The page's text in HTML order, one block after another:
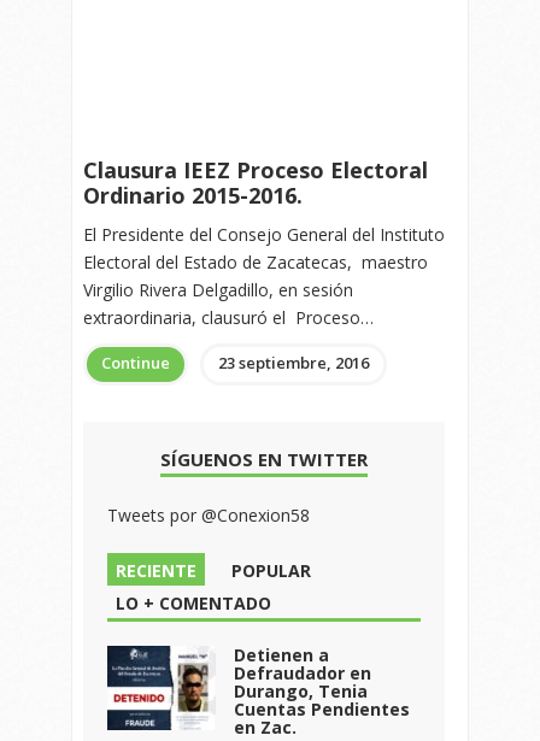
Clausura IEEZ Proceso Electoral
Ordinario 2015-2016.
El Presidente del Consejo General del Instituto
Electoral del Estado de Zacatecas, maestro
Virgilio Rivera Delgadillo, en sesión
extraordinaria, clausuró el Proceso…
Continue 23 septiembre, 2016
SÍGUENOS EN TWITTER
Tweets por @Conexion58
RECIENTE
POPULAR
LO + COMENTADO
Detienen a
Defraudador en
Durango, Tenia
Cuentas Pendientes
en Zac.